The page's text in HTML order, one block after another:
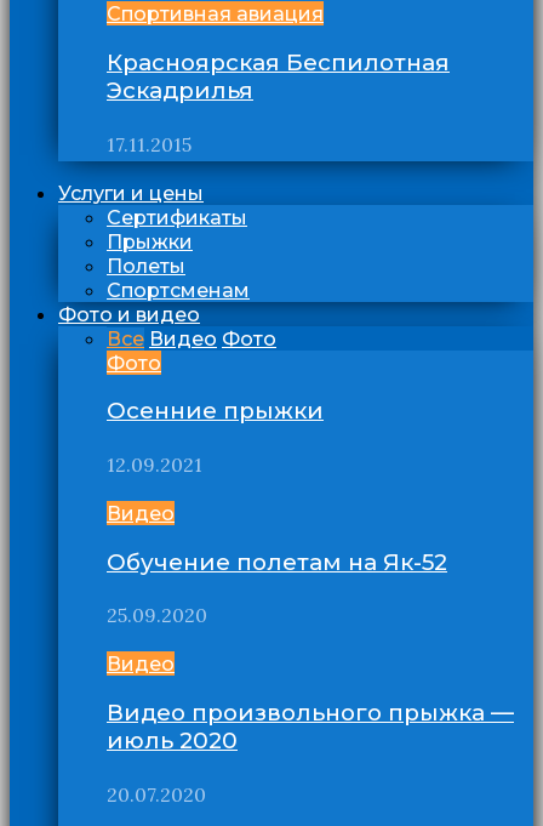
Спортивная авиация
Красноярская Беспилотная
Эскадрилья
17.11.2015
Услуги и цены
Сертификаты
Прыжки
Полеты
Спортсменам
Фото и видео
Все Видео Фото
Фото
Осенние прыжки
12.09.2021
Видео
Обучение полетам на Як-52
25.09.2020
Видео
Видео произвольного прыжка —
июль 2020
20.07.2020